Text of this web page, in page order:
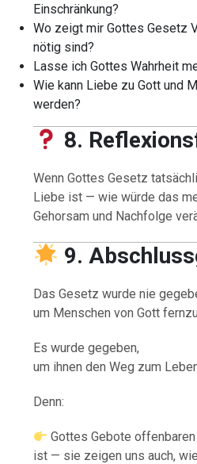
Einschränkung?
Wo zeigt mir Gottes Gesetz
nötig sind?
Lasse ich Gottes Wahrheit
Wie kann Liebe zu Gott und
werden?
8.
Wenn Gottes Gesetz
Liebe ist — wie würde das
Gehorsam und Nachfolge
9.
Das Gesetz wurde nie
um Menschen von Gott
Es wurde gegeben,
um ihnen den Weg zum
Denn:
Gottes Gebote
ist — sie zeigen uns auch,